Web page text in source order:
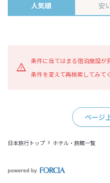
人気順 安
条件に当てはまる宿泊施設が
条件を変えて再検索してみて
ページ
日本旅行トップ ホテル・旅館一覧